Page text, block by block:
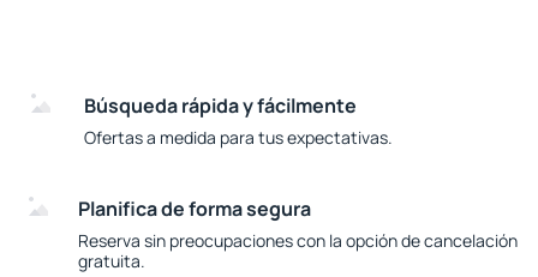
Búsqueda rápida y fácilmente
Ofertas a medida para tus expectativas.
Planifica de forma segura
Reserva sin preocupaciones con la opción de cancelación
gratuita.